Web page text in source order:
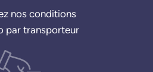
nos conditions
par transporteur